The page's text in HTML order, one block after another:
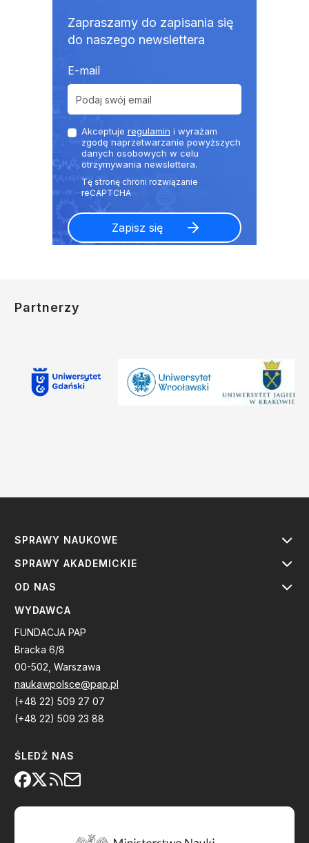
Zapraszamy do zapisania się
do naszego newslettera
E-mail
Akceptuje regulamin i wyrażam
zgodę naprzetwarzanie powyższych
danych osobowych w celu
otrzymywania newslettera.
Partnerzy
SPRAWY NAUKOWE
SPRAWY AKADEMICKIE
OD NAS
WYDAWCA
FUNDACJA PAP
Bracka 6/8
00-502, Warszawa
naukawpolsce@pap.pl
(+48 22) 509 27 07
(+48 22) 509 23 88
ŚLEDŹ NAS